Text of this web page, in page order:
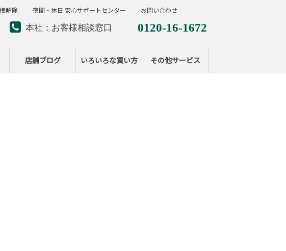
本社：お客様相談窓口 0120-16-1672
ー
店舗ブログ いろいろな買い方 その他サービス
解除 夜間・休日 安心サポートセンター お問い合わせ